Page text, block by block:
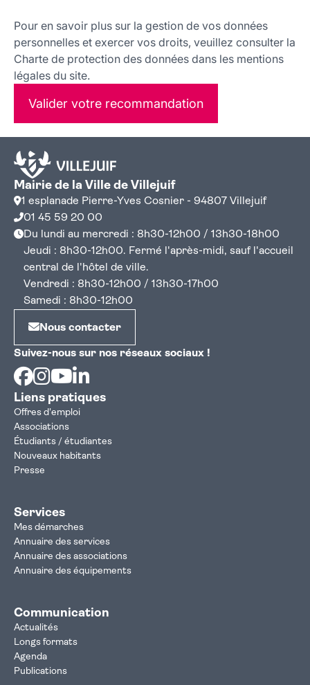
Pour en savoir plus sur la gestion de vos données
personnelles et exercer vos droits, veuillez consulter la
Charte de protection des données dans les mentions
légales du site.
Valider votre recommandation
Mairie de la Ville de Villejuif
1 esplanade Pierre-Yves Cosnier - 94807 Villejuif
01 45 59 20 00
Du lundi au mercredi : 8h30-12h00 / 13h30-18h00
Jeudi : 8h30-12h00. Fermé l'après-midi, sauf l'accueil
central de l'hôtel de ville.
Vendredi : 8h30-12h00 / 13h30-17h00
Samedi : 8h30-12h00
Nous contacter
Suivez-nous sur nos réseaux sociaux !
Facebook
Instagram
Youtube
Liens pratiques
Offres d'emploi
Associations
Étudiants / étudiantes
Nouveaux habitants
Presse
Services
Mes démarches
Annuaire des services
Annuaire des associations
Annuaire des équipements
Communication
Actualités
Longs formats
Agenda
Publications